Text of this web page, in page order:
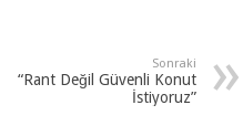
Sonraki
“Rant Değil Güvenli Konut
İstiyoruz”